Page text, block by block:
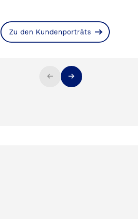
Zu den Kundenporträts